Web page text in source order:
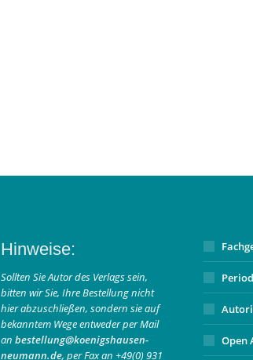
Hinweise:
Sollten Sie Autor des Verlags sein,
bitten wir Sie, Ihre Bestellung nicht
hier abzuschließen, sondern sie auf
bekanntem Wege entweder per Mail
an bestellung@koenigshausen-
neumann.de, per Fax an +49(0) 931
Open